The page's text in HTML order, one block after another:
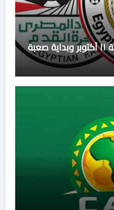
بعد سحب القرعة..القمة ١١ أكتوبر وبداية صعبة